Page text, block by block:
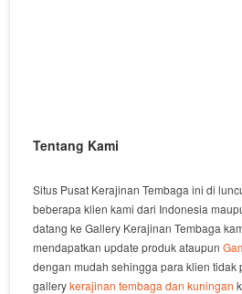
Tentang Kami
Situs Pusat Kerajinan Tembaga ini di
beberapa klien kami dari Indonesia
datang ke Gallery Kerajinan Tembaga
mendapatkan update produk ataupun
dengan mudah sehingga para klien tidak
gallerykerajinan tembaga dan kuningan